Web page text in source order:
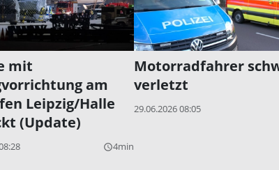
mit
am
Leipzig/Halle
(Update)
query_builder4min
Motorradfahrer
verletzt
29.06.2026 08:05